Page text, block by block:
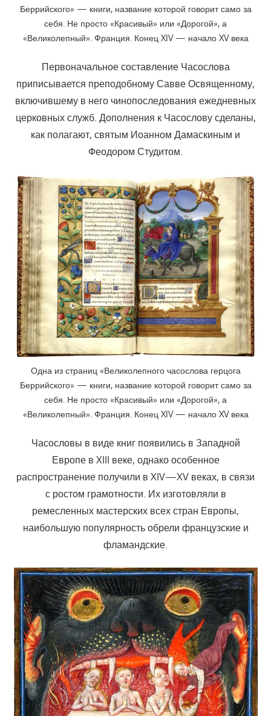
Беррийского» — книги, название которой говорит само за
себя. Не просто «Красивый» или «Дорогой», а
«Великолепный». Франция. Конец XIV — начало XV века
Первоначальное составление Часослова
приписывается преподобному Савве Освященному,
включившему в него чинопоследования ежедневных
церковных служб. Дополнения к Часослову сделаны,
как полагают, святым Иоанном Дамаскиным и
Феодором Студитом.
Одна из страниц «Великолепного часослова герцога
Беррийского» — книги, название которой говорит само за
себя. Не просто «Красивый» или «Дорогой», а
«Великолепный». Франция. Конец XIV — начало XV века
Часословы в виде книг появились в Западной
Европе в XIII веке, однако особенное
распространение получили в XIV—XV веках, в связи
с ростом грамотности. Их изготовляли в
ремесленных мастерских всех стран Европы,
наибольшую популярность обрели французские и
фламандские.